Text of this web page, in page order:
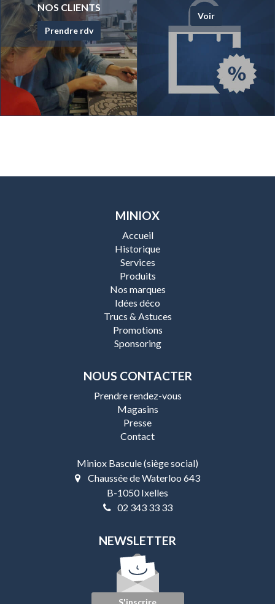
NOS CLIENTS
Prendre rdv
Voir
MINIOX
Accueil
Historique
Services
Produits
Nos marques
Idées déco
Trucs & Astuces
Promotions
Sponsoring
NOUS CONTACTER
Prendre rendez-vous
Magasins
Presse
Contact
Miniox Bascule (siège social)
Chaussée de Waterloo 643
B-1050 Ixelles
02 343 33 33
NEWSLETTER
S'inscrire